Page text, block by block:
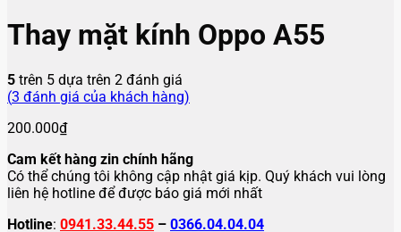
Thay mặt kính Oppo A55
5 trên 5 dựa trên 2 đánh giá
(3 đánh giá của khách hàng)
200.000₫
Cam kết hàng zin chính hãng
Có thể chúng tôi không cập nhật giá kịp. Quý khách vui lòng
liên hệ hotline để được báo giá mới nhất
Hotline: 0941.33.44.55 – 0366.04.04.04